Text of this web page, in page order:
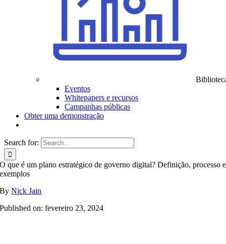
Eventos
Whitepapers e recursos
Campanhas públicas
Obter uma demonstração
Search for:
O que é um plano estratégico de governo digital? Definição, processo e
exemplos
ByNick Jain
Published on: fevereiro 23, 2024